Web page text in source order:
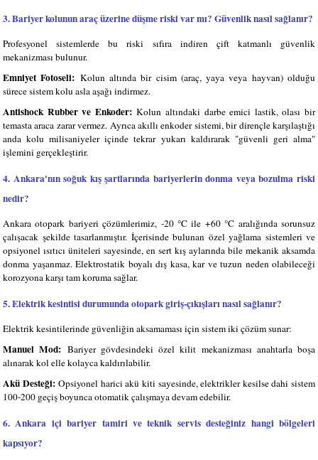
3. Bariyer kolunun araç üzerine düşme riski var mı? Güvenlik nasıl sağlanır?
Profesyonel sistemlerde bu riski sıfıra indiren çift katmanlı güvenlik
mekanizması bulunur.
Emniyet Fotoseli: Kolun altında bir cisim (araç, yaya veya hayvan) olduğu
sürece sistem kolu asla aşağı indirmez.
Antishock Rubber ve Enkoder:Kolun altındaki darbe emici lastik, olası bir
temasta araca zarar vermez. Ayrıca akıllı enkoder sistemi, bir dirençle karşılaştığı
anda kolu milisaniyeler içinde tekrar yukarı kaldırarak "güvenli geri alma"
işlemini gerçekleştirir.
4. Ankara'nın soğuk kış şartlarında bariyerlerin donma veya bozulma riski
nedir?
Ankara otopark bariyeri çözümlerimiz, -20 °C ile +60 °C aralığında sorunsuz
çalışacak şekilde tasarlanmıştır. İçerisinde bulunan özel yağlama sistemleri ve
opsiyonel ısıtıcı üniteleri sayesinde, en sert kış aylarında bile mekanik aksamda
donma yaşanmaz. Elektrostatik boyalı dış kasa, kar ve tuzun neden olabileceği
korozyona karşı tam koruma sağlar.
5. Elektrik kesintisi durumunda otopark giriş-çıkışları nasıl sağlanır?
Elektrik kesintilerinde güvenliğin aksamaması için sistem iki çözüm sunar:
Manuel Mod: Bariyer gövdesindeki özel kilit mekanizması anahtarla boşa
alınarak kol elle kolayca kaldırılabilir.
Akü Desteği:Opsiyonel harici akü kiti sayesinde, elektrikler kesilse dahi sistem
100-200 geçiş boyunca otomatik çalışmaya devam edebilir.
6. Ankara içi bariyer tamiri ve teknik servis desteğiniz hangi bölgeleri
kapsıyor?